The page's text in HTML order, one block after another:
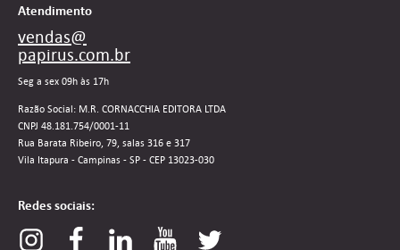
Atendimento
vendas@
papirus.com.br
Seg a sex 09h às 17h
Razão Social: M.R. CORNACCHIA EDITORA LTDA
CNPJ 48.181.754/0001-11
Rua Barata Ribeiro, 79, salas 316 e 317
Vila Itapura - Campinas - SP - CEP 13023-030
Redes sociais: